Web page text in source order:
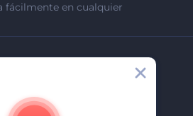
fácilmente en cualquier